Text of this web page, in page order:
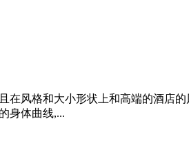
风格和大小形状上和高端的酒店
身体曲线,...